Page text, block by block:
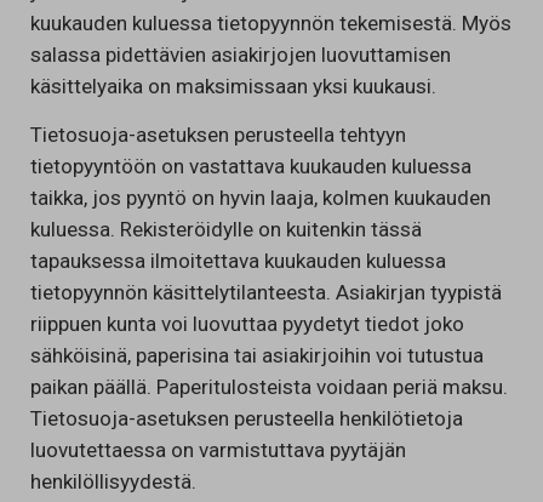
kuukauden kuluessa tietopyynnön tekemisestä. Myös
salassa pidettävien asiakirjojen luovuttamisen
käsittelyaika on maksimissaan yksi kuukausi.
Tietosuoja-asetuksen perusteella tehtyyn
tietopyyntöön on vastattava kuukauden kuluessa
taikka, jos pyyntö on hyvin laaja, kolmen kuukauden
kuluessa. Rekisteröidylle on kuitenkin tässä
tapauksessa ilmoitettava kuukauden kuluessa
tietopyynnön käsittelytilanteesta. Asiakirjan tyypistä
riippuen kunta voi luovuttaa pyydetyt tiedot joko
sähköisinä, paperisina tai asiakirjoihin voi tutustua
paikan päällä. Paperitulosteista voidaan periä maksu.
Tietosuoja-asetuksen perusteella henkilötietoja
luovutettaessa on varmistuttava pyytäjän
henkilöllisyydestä.